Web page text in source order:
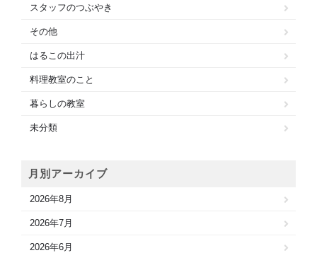
スタッフのつぶやき
その他
はるこの出汁
料理教室のこと
暮らしの教室
未分類
月別アーカイブ
2026年8月
2026年7月
2026年6月